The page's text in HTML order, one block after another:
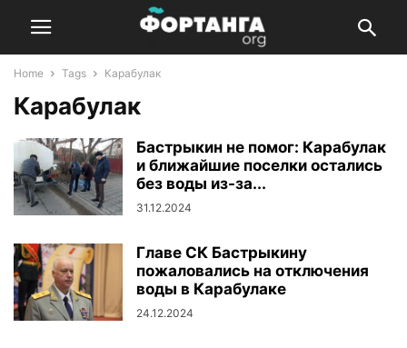
Home Tags Карабулак
Карабулак
Бастрыкин не помог: Карабулак
и ближайшие поселки остались
без воды из-за...
31.12.2024
Главе СК Бастрыкину
пожаловались на отключения
воды в Карабулаке
24.12.2024